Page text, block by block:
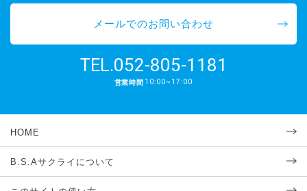
メールでのお問い合わせ
TEL.052-805-1181
営業時間 10:00~17:00
HOME
B.S.Aサクライについて